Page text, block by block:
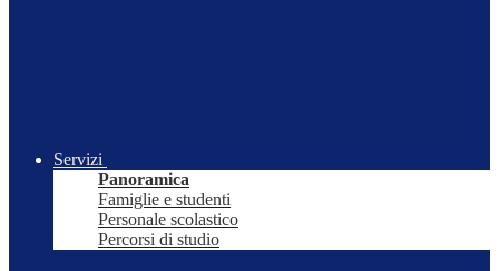
Servizi
Panoramica
Famiglie e studenti
Personale scolastico
Percorsi di studio